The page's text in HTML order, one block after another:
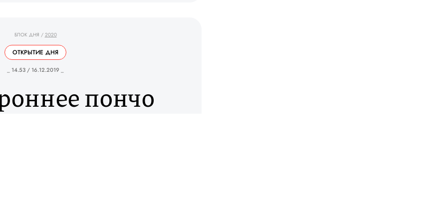
БЛОК ДНЯ / 2020
ОТКРЫТИЕ ДНЯ
_ 14.53 / 16.12.2019 _
пончо